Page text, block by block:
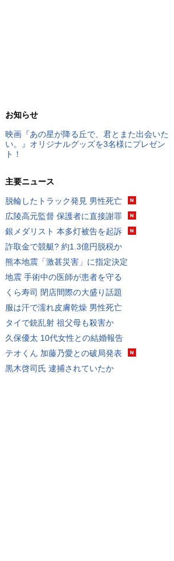
お知らせ
映画『あの星が降る丘で、君とまた出会いた
い。』オリジナルグッズを3名様にプレゼン
ト！
主要ニュース
脱輪したトラック発見 男性死亡
広陵高元監督 保護者に直接謝罪
銀メダリスト 本多灯被告を起訴
詐取金で競艇? 約1.3億円脱税か
熊本地震「激甚災害」に指定決定
地震 手術中の医師が患者を守る
くら寿司 閉店間際の大盛り話題
服は汗で濡れ皮膚乾燥 男性死亡
タイで銃乱射 祖父母も殺害か
久保優太 10代女性との結婚報告
テオくん 加藤乃愛との破局発表
黒木啓司氏 逮捕されていたか